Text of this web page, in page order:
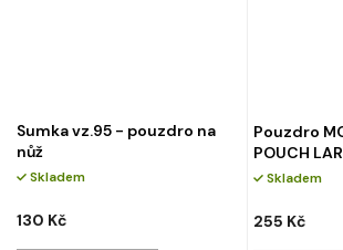
Sumka vz.95 - pouzdro na
nůž
Skladem
130 Kč
Pouzdro
POUCH
Skladem
255 Kč